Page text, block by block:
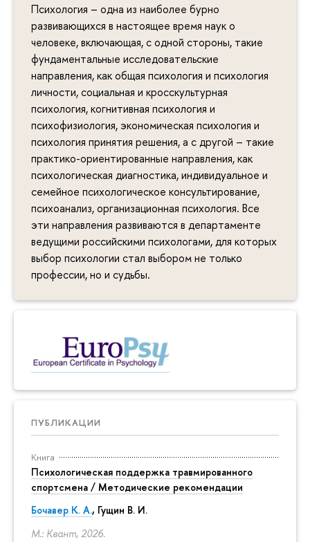
Психология – одна из наиболее бурно
развивающихся в настоящее время наук о
человеке, включающая, с одной стороны, такие
фундаментальные исследовательские
направления, как общая психология и психология
личности, социальная и кросскультурная
психология, когнитивная психология и
психофизиология, экономическая психология и
психология принятия решения, а с другой – такие
практико-ориентированные направления, как
психологическая диагностика, индивидуальное и
семейное психологическое консультирование,
психоанализ, организационная психология. Все
эти направления развиваются в департаменте
ведущими российскими психологами, для которых
выбор психологии стал выбором не только
профессии, но и судьбы.
ПУБЛИКАЦИИ
Книга
Психологическая поддержка травмированного
спортсмена / Методические рекомендации
Бочавер К. А., Гущин В. И.
М.: Квант, 2026.